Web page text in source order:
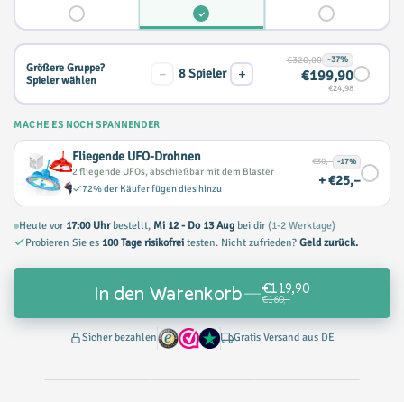
Größere Gruppe?
Spieler wählen
− 8Spieler +
€320,00 -37%
€199,90
€24,98
MACHE ES NOCH SPANNENDER
Fliegende UFO-Drohnen
2 fliegende UFOs, abschießbar mit dem Blaster
72% der Käufer fügen dies hinzu
€30,– -17%
+ €25,–
Heute vor17:00 Uhrbestellt, Mi 12 - Do 13 Augbei dir(1-2 Werktage)
Probieren Sie es 100 Tage risikofrei testen. Nicht zufrieden? Geld zurück.
In den Warenkorb—€119,90
€160,-
Sicher bezahlen Gratis Versand aus DE